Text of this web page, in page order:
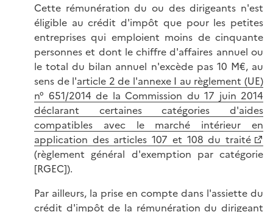
Cette rémunération du ou des dirigeants n'est
éligible au crédit d'impôt que pour les petites
entreprises qui emploient moins de cinquante
personnes et dont le chiffre d'affaires annuel ou
le total du bilan annuel n'excède pas 10 M€, au
sens de l'article 2 de l'annexe I au règlement (UE)
n° 651/2014 de la Commission du 17 juin 2014
déclarant certaines catégories d'aides
compatibles avec le marché intérieur en
application des articles 107 et 108 du traité
(règlement général d'exemption par catégorie
[RGEC]).
Par ailleurs, la prise en compte dans l'assiette du
crédit d'impôt de la rémunération du dirigeant